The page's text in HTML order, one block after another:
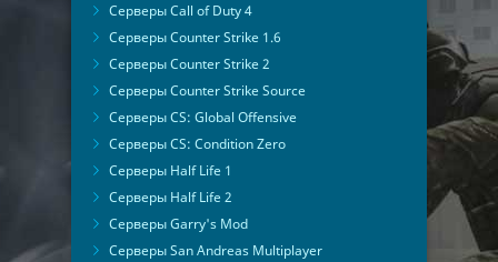
Серверы Call of Duty 4
Серверы Counter Strike 1.6
Серверы Counter Strike 2
Серверы Counter Strike Source
Серверы CS: Global Offensive
Серверы CS: Condition Zero
Серверы Half Life 1
Серверы Half Life 2
Серверы Garry's Mod
Серверы San Andreas Multiplayer